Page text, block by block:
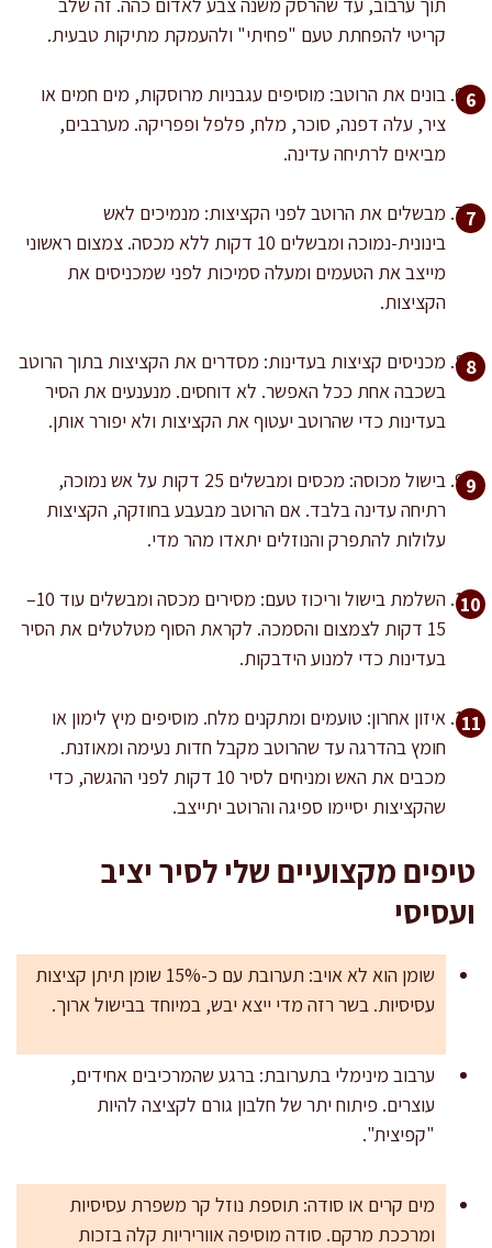
קריטי להפחתת טעם "פחיתי" ולהעמקת מתיקות טבעית.
בונים את הרוטב: מוסיפים עגבניות מרוסקות, מים חמים או
ציר, עלה דפנה, סוכר, מלח, פלפל ופפריקה. מערבבים,
מביאים לרתיחה עדינה.
מבשלים את הרוטב לפני הקציצות: מנמיכים לאש
בינונית-נמוכה ומבשלים 10 דקות ללא מכסה. צמצום ראשוני
מייצב את הטעמים ומעלה סמיכות לפני שמכניסים את
הקציצות.
מכניסים קציצות בעדינות: מסדרים את הקציצות בתוך הרוטב
בשכבה אחת ככל האפשר. לא דוחסים. מנענעים את הסיר
בעדינות כדי שהרוטב יעטוף את הקציצות ולא יפורר אותן.
בישול מכוסה: מכסים ומבשלים 25 דקות על אש נמוכה,
רתיחה עדינה בלבד. אם הרוטב מבעבע בחוזקה, הקציצות
עלולות להתפרק והנוזלים יתאדו מהר מדי.
השלמת בישול וריכוז טעם: מסירים מכסה ומבשלים עוד 10–
15 דקות לצמצום והסמכה. לקראת הסוף מטלטלים את הסיר
בעדינות כדי למנוע הידבקות.
איזון אחרון: טועמים ומתקנים מלח. מוסיפים מיץ לימון או
חומץ בהדרגה עד שהרוטב מקבל חדות נעימה ומאוזנת.
מכבים את האש ומניחים לסיר 10 דקות לפני ההגשה, כדי
שהקציצות יסיימו ספיגה והרוטב יתייצב.
טיפים מקצועיים שלי לסיר יציב
ועסיסי
שומן הוא לא אויב: תערובת עם כ-15% שומן תיתן קציצות
עסיסיות. בשר רזה מדי ייצא יבש, במיוחד בבישול ארוך.
ערבוב מינימלי בתערובת: ברגע שהמרכיבים אחידים,
עוצרים. פיתוח יתר של חלבון גורם לקציצה להיות
"קפיצית".
מים קרים או סודה: תוספת נוזל קר משפרת עסיסיות
ומרככת מרקם. סודה מוסיפה אווריריות קלה בזכות